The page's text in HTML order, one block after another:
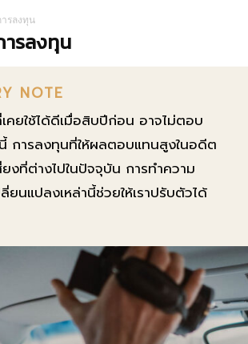
ารลงทุน
ารลงทุน
NOTE
คยใช้ได้ดีเมื่อสิบปีก่อน อาจไม่ตอบ
การลงทุนที่ให้ผลตอบแทนสูงในอดีต
งที่ต่างไปในปัจจุบัน การทำความ
ลี่ยนแปลงเหล่านี้ช่วยให้เราปรับตัวได้